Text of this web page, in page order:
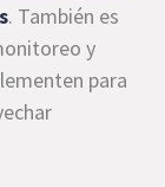
. También es
y
para